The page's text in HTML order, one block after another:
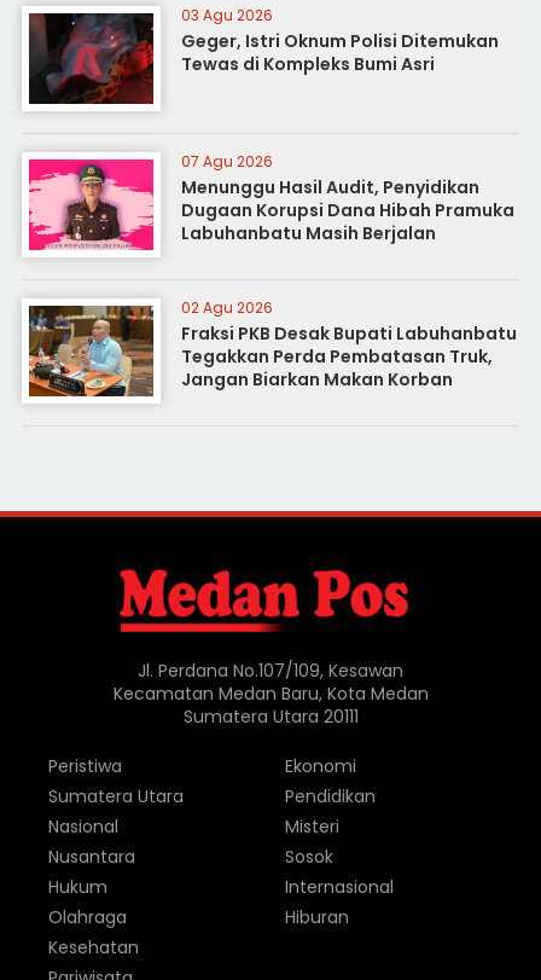
03 Agu 2026
Geger, Istri Oknum Polisi Ditemukan
Tewas di Kompleks Bumi Asri
07 Agu 2026
Menunggu Hasil Audit, Penyidikan
Dugaan Korupsi Dana Hibah Pramuka
Labuhanbatu Masih Berjalan
02 Agu 2026
Fraksi PKB Desak Bupati Labuhanbatu
Tegakkan Perda Pembatasan Truk,
Jangan Biarkan Makan Korban
Jl. Perdana No.107/109, Kesawan
Kecamatan Medan Baru, Kota Medan
Sumatera Utara 20111
Peristiwa
Sumatera Utara
Nasional
Nusantara
Hukum
Olahraga
Ekonomi
Pendidikan
Misteri
Sosok
Internasional
Hiburan
Kesehatan